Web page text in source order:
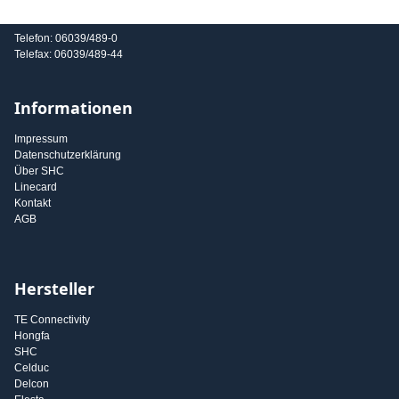
Telefon: 06039/489-0
Telefax: 06039/489-44
Informationen
Impressum
Datenschutzerklärung
Über SHC
Linecard
Kontakt
AGB
Hersteller
TE Connectivity
Hongfa
SHC
Celduc
Delcon